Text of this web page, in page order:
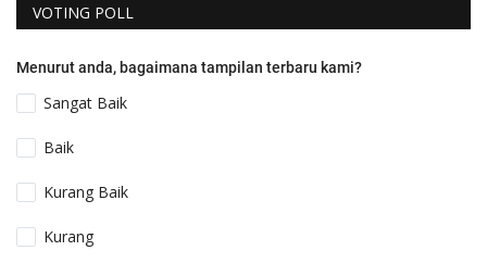
VOTING POLL
Menurut anda, bagaimana tampilan terbaru kami?
Sangat Baik
Baik
Kurang Baik
Kurang